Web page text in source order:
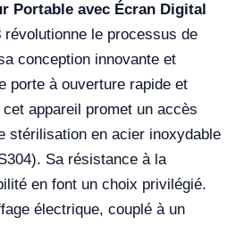
Portable avec Écran Digital
révolutionne le processus de
conception innovante et
porte à ouverture rapide et
appareil promet un accès
stérilisation en acier inoxydable
Sa résistance à la
en font un choix privilégié.
électrique, couplé à un